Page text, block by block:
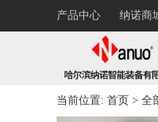
产品中心 纳诺商
当前位置: 首页 > 全